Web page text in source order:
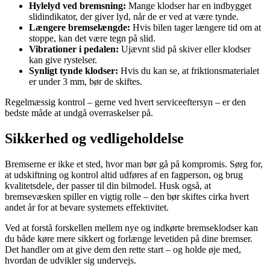
Hylelyd ved bremsning: Mange klodser har en indbygget
slidindikator, der giver lyd, når de er ved at være tynde.
Længere bremselængde: Hvis bilen tager længere tid om at
stoppe, kan det være tegn på slid.
Vibrationer i pedalen: Ujævnt slid på skiver eller klodser
kan give rystelser.
Synligt tynde klodser: Hvis du kan se, at friktionsmaterialet
er under 3 mm, bør de skiftes.
Regelmæssig kontrol – gerne ved hvert serviceeftersyn – er den
bedste måde at undgå overraskelser på.
Sikkerhed og vedligeholdelse
Bremserne er ikke et sted, hvor man bør gå på kompromis. Sørg for,
at udskiftning og kontrol altid udføres af en fagperson, og brug
kvalitetsdele, der passer til din bilmodel. Husk også, at
bremsevæsken spiller en vigtig rolle – den bør skiftes cirka hvert
andet år for at bevare systemets effektivitet.
Ved at forstå forskellen mellem nye og indkørte bremseklodser kan
du både køre mere sikkert og forlænge levetiden på dine bremser.
Det handler om at give dem den rette start – og holde øje med,
hvordan de udvikler sig undervejs.